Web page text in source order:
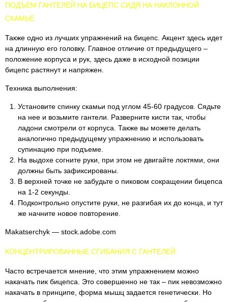
ПОДЪЕМ ГАНТЕЛЕЙ НА БИЦЕПС СИДЯ НА НАКЛОННОЙ
СКАМЬЕ
Также одно из лучших упражнений на бицепс. Акцент здесь идет
на длинную его головку. Главное отличие от предыдущего –
положение корпуса и рук, здесь даже в исходной позиции
бицепс растянут и напряжен.
Техника выполнения:
Установите спинку скамьи под углом 45-60 градусов. Сядьте
на нее и возьмите гантели. Разверните кисти так, чтобы
ладони смотрели от корпуса. Также вы можете делать
аналогично предыдущему упражнению и использовать
супинацию при подъеме.
На выдохе согните руки, при этом не двигайте локтями, они
должны быть зафиксированы.
В верхней точке не забудьте о пиковом сокращении бицепса
на 1-2 секунды.
Подконтрольно опустите руки, не разгибая их до конца, и тут
же начните новое повторение.
Makatserchyk — stock.adobe.com
КОНЦЕНТРИРОВАННЫЕ СГИБАНИЯ С ГАНТЕЛЕЙ
Часто встречается мнение, что этим упражнением можно
накачать пик бицепса. Это совершенно не так – пик невозможно
накачать в принципе, форма мышц задается генетически. Но